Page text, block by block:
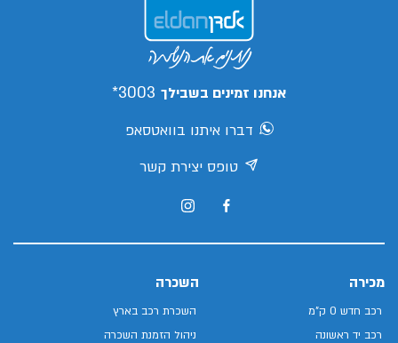
אנחנו זמינים בשבילך 3003*
דברו איתנו בוואטסאפ
טופס יצירת קשר
מכירה
רכב חדש 0 ק"מ
רכב יד ראשונה
השכרה
השכרת רכב בארץ
ניהול הזמנת השכרה